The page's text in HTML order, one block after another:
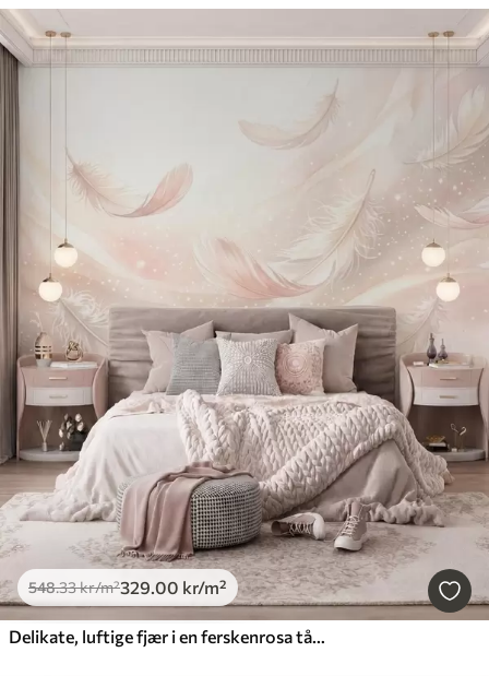
548.33kr/m²329.00 kr/m²
Delikate, luftige fjær i en ferskenrosa tåke med glans